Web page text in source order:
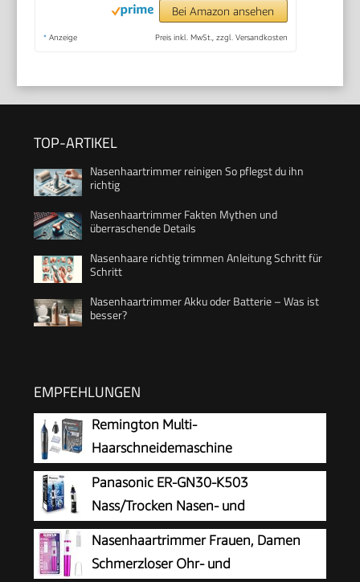
Bei Amazon ansehen
* Anzeige Preis inkl. MwSt., zzgl. Versandkosten
TOP-ARTIKEL
Nasenhaartrimmer reinigen So pflegst du ihn
richtig
Nasenhaartrimmer Fakten Mythen und
überraschende Details
Nasenhaare richtig trimmen Anleitung Schritt für
Schritt
Nasenhaartrimmer Akku oder Batterie – Was ist
besser?
EMPFEHLUNGEN
Remington Multi-
Haarschneidemaschine
[Nasenhaartrimmer,
Ohrenhaartrimmer, Augenbrauenrasierer]
Trimmer mit Auswaschfunktions-Knopf inkl. 3
Aufsteckkämme+Rotationsschneideaufsatz,
NE3850
Panasonic ER-GN30-K503
Nass/Trocken Nasen- und
Ohrhaartrimmer für Männer,
hypoallergene Zweifachklinge, Vortex-
Reinigungssystem, kabellos, Schwarz
Nasenhaartrimmer Frauen, Damen
Schmerzloser Ohr- und